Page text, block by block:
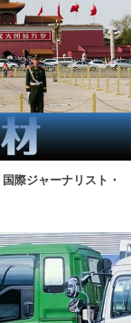
際ジャーナリスト・